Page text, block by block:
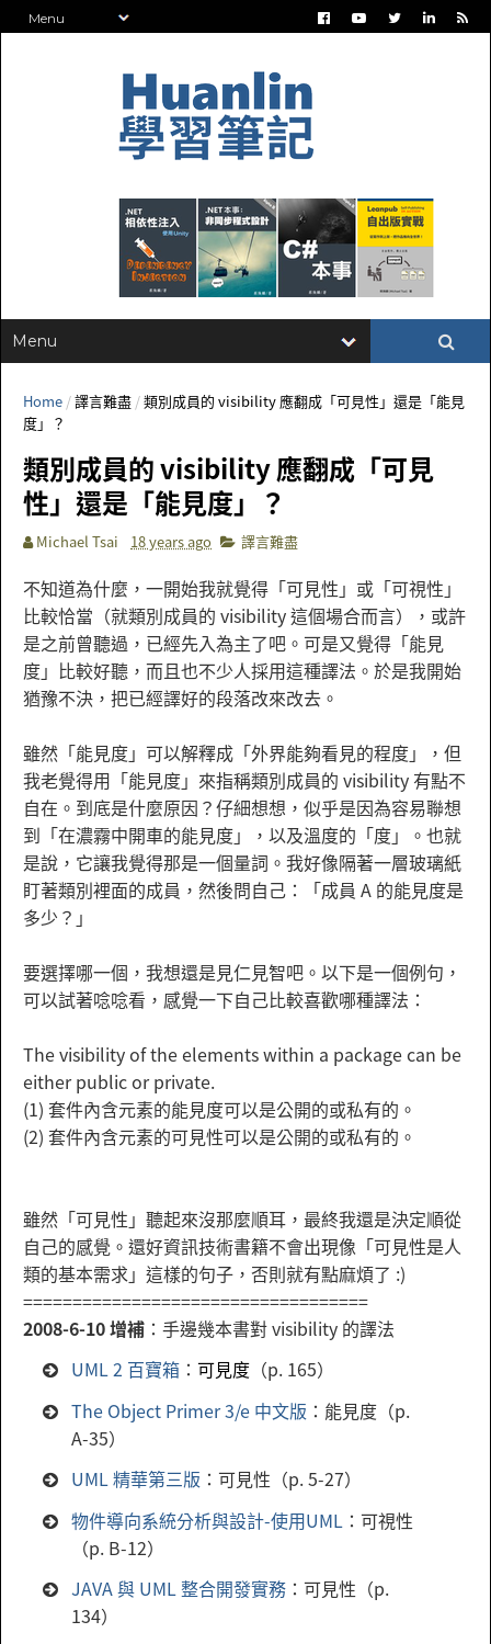
Home /譯言難盡 /類別成員的 visibility 應翻成「可見性」還是「能見
度」？
類別成員的 visibility 應翻成「可見
性」還是「能見度」？
Michael Tsai 18 years ago 譯言難盡
不知道為什麼，一開始我就覺得「可見性」或「可視性」
比較恰當（就類別成員的 visibility 這個場合而言），或許
是之前曾聽過，已經先入為主了吧。可是又覺得「能見
度」比較好聽，而且也不少人採用這種譯法。於是我開始
猶豫不決，把已經譯好的段落改來改去。
雖然「能見度」可以解釋成「外界能夠看見的程度」，但
我老覺得用「能見度」來指稱類別成員的 visibility 有點不
自在。到底是什麼原因？仔細想想，似乎是因為容易聯想
到「在濃霧中開車的能見度」，以及溫度的「度」。也就
是說，它讓我覺得那是一個量詞。我好像隔著一層玻璃紙
盯著類別裡面的成員，然後問自己：「成員 A 的能見度是
多少？」
要選擇哪一個，我想還是見仁見智吧。以下是一個例句，
可以試著唸唸看，感覺一下自己比較喜歡哪種譯法：
The visibility of the elements within a package can be
either public or private.
(1) 套件內含元素的能見度可以是公開的或私有的。
(2) 套件內含元素的可見性可以是公開的或私有的。
雖然「可見性」聽起來沒那麼順耳，最終我還是決定順從
自己的感覺。還好資訊技術書籍不會出現像「可見性是人
類的基本需求」這樣的句子，否則就有點麻煩了 :)
===================================
2008-6-10 增補 ：手邊幾本書對 visibility 的譯法
UML 2 百寶箱 ：可見度 （p. 165）
The Object Primer 3/e 中文版 ：能見度（p.
A-35）
UML 精華第三版 ：可見性（p. 5-27）
物件導向系統分析與設計-使用UML ：可視性
（p. B-12）
JAVA 與 UML 整合開發實務 ：可見性（p.
134）